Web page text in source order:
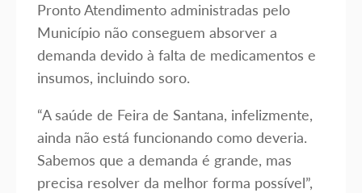
Pronto Atendimento administradas pelo
Município não conseguem absorver a
demanda devido à falta de medicamentos e
insumos, incluindo soro.
“A saúde de Feira de Santana, infelizmente,
ainda não está funcionando como deveria.
Sabemos que a demanda é grande, mas
precisa resolver da melhor forma possível”,